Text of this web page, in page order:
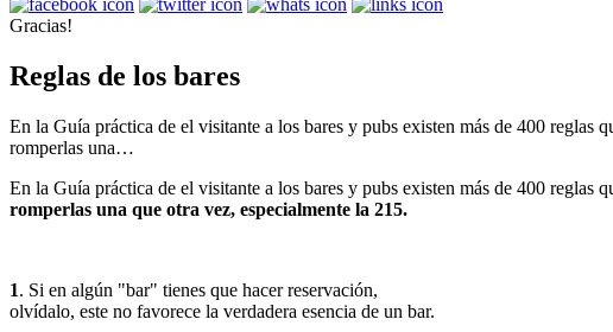
Gracias!
Reglas de los bares
En la Guía práctica de el visitante a los bares y pubs existen más de 400 reglas
romperlas una…
En la Guía práctica de el visitante a los bares y pubs existen más de 400 reglas
romperlas una que otra vez, especialmente la 215.
1. Si en algún "bar" tienes que hacer reservación,
olvídalo, este no favorece la verdadera esencia de un bar.